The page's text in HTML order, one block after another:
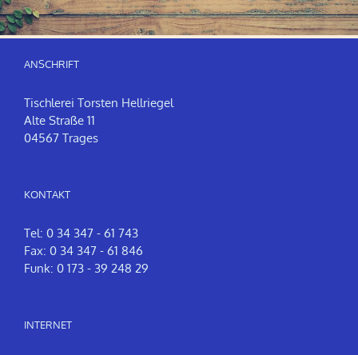
ANSCHRIFT
Tischlerei Torsten Hellriegel
Alte Straße 11
04567 Trages
KONTAKT
Tel: 0 34 347 - 61 743
Fax: 0 34 347 - 61 846
Funk: 0 173 - 39 248 29
INTERNET